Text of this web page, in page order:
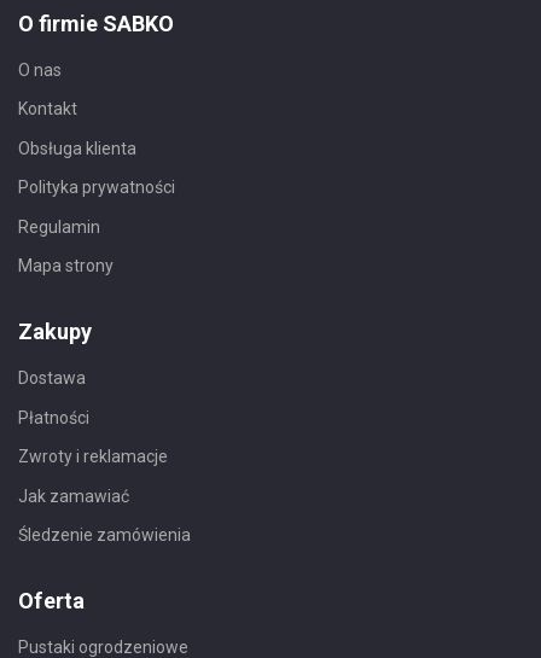
O firmie SABKO
O nas
Kontakt
Obsługa klienta
Polityka prywatności
Regulamin
Mapa strony
Zakupy
Dostawa
Płatności
Zwroty i reklamacje
Jak zamawiać
Śledzenie zamówienia
Oferta
Pustaki ogrodzeniowe